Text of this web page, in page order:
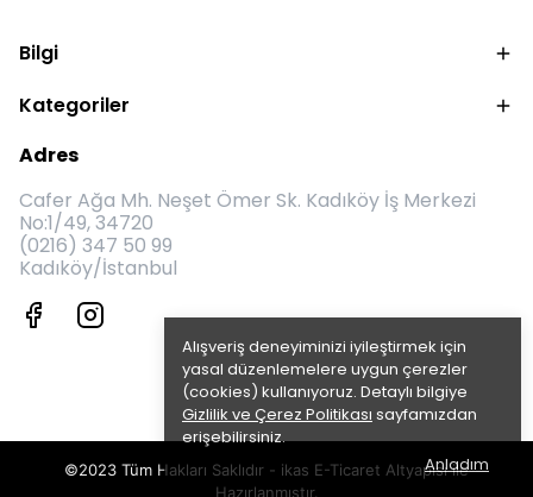
Alışveriş deneyiminizi iyileştirmek için
yasal düzenlemelere uygun çerezler
(cookies) kullanıyoruz. Detaylı bilgiye
Gizlilik ve Çerez Politikası sayfamızdan
erişebilirsiniz.
Anladım
Bilgi
Kategoriler
Adres
Cafer Ağa Mh. Neşet Ömer Sk. Kadıköy İş Merkezi
No:1/49, 34720
(0216) 347 50 99
Kadıköy/İstanbul
©2023 Tüm Hakları Saklıdır - ikas E-Ticaret Altyapısı ile
Hazırlanmıştır.